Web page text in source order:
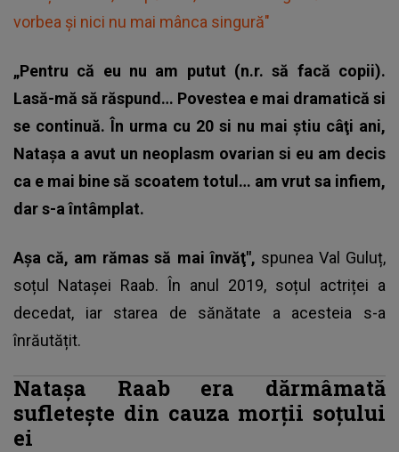
vorbea și nici nu mai mânca singură"
„Pentru că eu nu am putut (n.r. să facă copii).
Lasă-mă să răspund… Povestea e mai dramatică si
se continuă. În urma cu 20 si nu mai ştiu câţi ani,
Nataşa a avut un neoplasm ovarian si eu am decis
ca e mai bine să scoatem totul… am vrut sa infiem,
dar s-a întâmplat.
Aşa că, am rămas să mai învăţ", spunea Val Guluț,
soțul Natașei Raab. În anul 2019, soțul actriței a
decedat, iar starea de sănătate a acesteia s-a
înrăutățit.
Natașa Raab era dărmâmată
sufletește din cauza morții soțului
ei